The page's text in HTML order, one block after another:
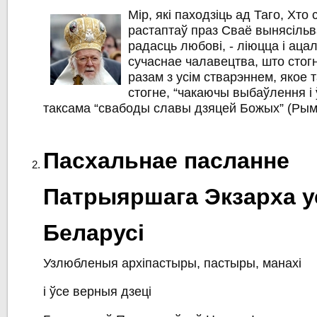
Мір, які паходзіць ад Таго,
растаптаў праз Сваё
радасць любові, - ліюцца і
сучаснае чалавецтва, што
разам з усім стварэннем, якое
стогне, “чакаючы выбаўлення
таксама “свабоды славы дзяцей Божых”
Пасхальнае пасланне
Патрыяршага Экзарха
Беларусі
Узлюбленыя архіпастыры, пастыры, манахі
і ўсе верныя дзеці